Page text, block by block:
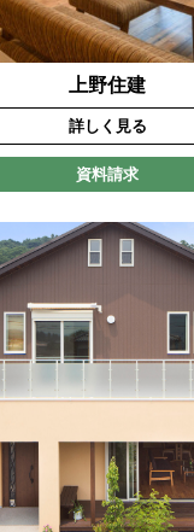
上野住建
詳しく見る
資料請求